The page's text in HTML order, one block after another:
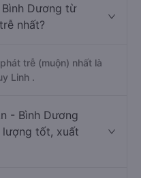
Dương từ
nhất?
trễ (muộn) nhất là
Linh .
- Bình Dương
lượng tốt, xuất